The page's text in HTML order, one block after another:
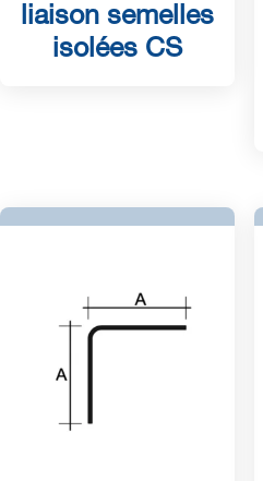
liaison semelles
isolées CS